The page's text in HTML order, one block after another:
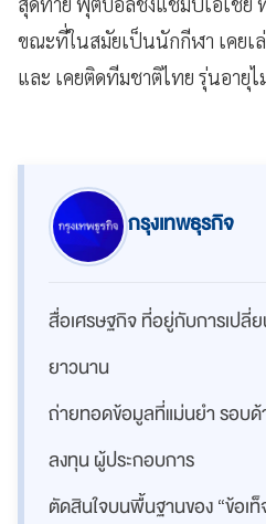
ขณะที่ในสมัยเป็นนักกีฬา เคยเ
และ เคยติดทีมชาติไทย รุ่นอายุ
กรุงเทพธุรกิจ
สื่อเศรษฐกิจ ที่อยู่กับการเปลี่
ยาวนาน
ถ่ายทอดข้อมูลที่แม่นยำ รอบ
ลงทุน ผู้ประกอบการ
ตัดสินใจบนพื้นฐานของ “ข้อเท็